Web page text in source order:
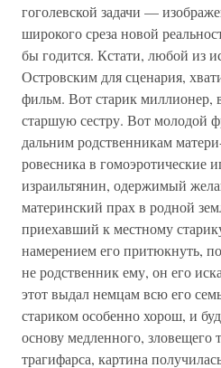
гоголевской задачи —
широкого среза новой
бы годится. Кстати, любой из
Островским для сценария,
фильм. Вот старик
старшую сестру. Вот молодой
дальним родственникам
ровесника в гомоэротические
израильтянин, одержимый
материнский прах в родной
приехавший к местному
намерением его притюкнуть,
не родственник ему, он его
этот выдал немцам всю его
стариком особенно хорош, и
основу медленного, зловещего
трагифарса, картина